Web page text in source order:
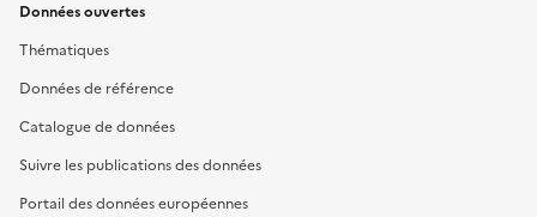
Données ouvertes
Thématiques
Données de référence
Catalogue de données
Suivre les publications des données
Portail des données européennes